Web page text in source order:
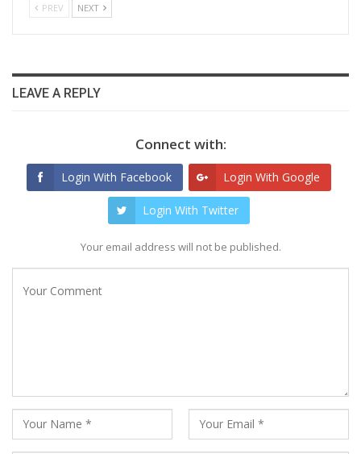
PREV NEXT
LEAVE A REPLY
Connect with:
Login With Facebook Login With Google
Login With Twitter
Your email address will not be published.